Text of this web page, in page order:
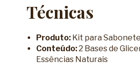
Técnicas
Produto: Kit para
Conteúdo:2 Bases de
Essências Naturais